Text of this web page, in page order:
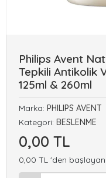
Philips Avent
Tepkili Antikolik
125ml & 260ml
Marka: PHILIPS AVENT
Kategori: BESLENME
0,00 TL
0,00 TL 'den